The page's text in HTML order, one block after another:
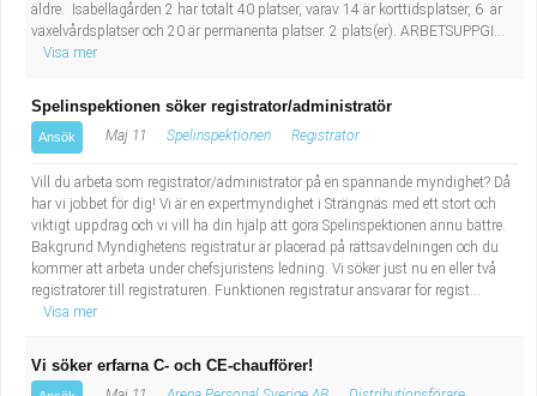
äldre. Isabellagården 2 har totalt 40 platser, varav 14 är korttidsplatser, 6 är
växelvårdsplatser och 20 är permanenta platser. 2 plats(er). ARBETSUPPGI...
Visa mer
Spelinspektionen söker registrator/administratör
Ansök Maj 11 Spelinspektionen Registrator
Vill du arbeta som registrator/administratör på en spännande myndighet? Då
har vi jobbet för dig! Vi är en expertmyndighet i Strängnäs med ett stort och
viktigt uppdrag och vi vill ha din hjälp att göra Spelinspektionen ännu bättre.
Bakgrund Myndighetens registratur är placerad på rättsavdelningen och du
kommer att arbeta under chefsjuristens ledning. Vi söker just nu en eller två
registratorer till registraturen. Funktionen registratur ansvarar för regist...
Visa mer
Vi söker erfarna C- och CE-chaufförer!